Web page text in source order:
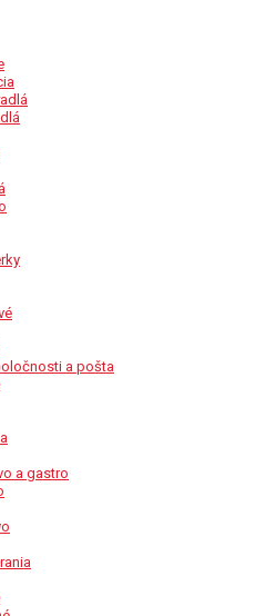
a pošta
a gastro